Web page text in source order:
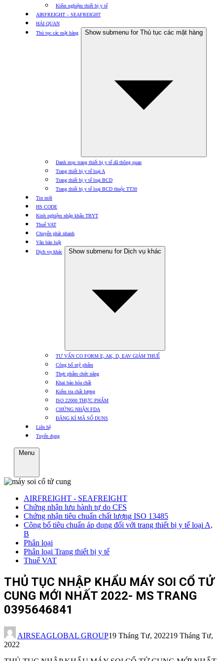
Kiểm nghiệm thiết bị y tế
AIRFREIGHT – SEAFREIGHT
HẢI QUAN
Thủ tục các mặt hàng
Show submenu for Thủ tục các mặt hàng
Danh mục trang thiết bị y tế đã thông quan
Trang thiết bị y tế loại A
Trang thiết bị y tế loại BCD
Trang thiết bị y tế loại BCD thuộc TT30
Tin mới
HS CODE
Kinh nghiệm nhập khẩu TBYT
Thuế VAT
Chuyển phát nhanh
Văn bản luật
Dịch vụ khác
Show submenu for Dịch vụ khác
TƯ VẤN CO FORM E, AK, D, EAV GIẢM THUẾ
Công bố mỹ phẩm
Thực phẩm chức năng
Khai báo hóa chất
Kiểm tra chất lượng
ISO 22000 THỰC PHẨM
CHỨNG NHẬN FDA
ĐĂNG KÍ MÃ SỐ DUNS
Liên hệ
Tuyển dụng
Menu
AIRFREIGHT - SEAFREIGHT
Chứng nhận lưu hành tự do CFS
Chứng nhận tiêu chuẩn chất lượng ISO 13485
Công bố tiêu chuẩn áp dụng đối với trang thiết bị y tế loại A,
B
Phân loại
Phân loại Trang thiết bị y tế
Thuế VAT
THỦ TỤC NHẬP KHẨU MÁY SOI CỔ TỬ
CUNG MỚI NHẤT 2022- MS TRANG
0395646841
AIRSEAGLOBAL GROUP19 Tháng Tư, 202219 Tháng Tư,
2022